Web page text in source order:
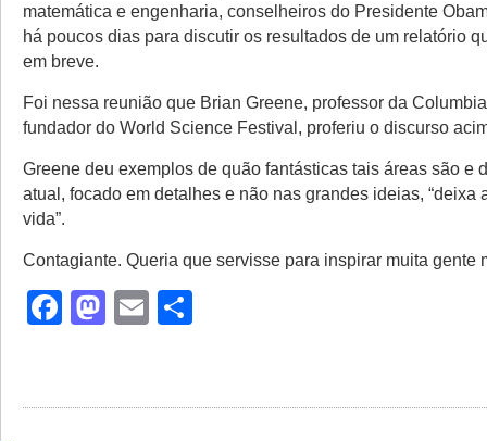
matemática e engenharia, conselheiros do Presidente
há poucos dias para discutir os resultados de um relatório
em breve.
Foi nessa reunião que Brian Greene, professor da
fundador do World Science Festival, proferiu o discurso
Greene deu exemplos de quão fantásticas tais áreas são e
atual, focado em detalhes e não nas grandes ideias, “deixa
vida”.
Contagiante. Queria que servisse para inspirar muita gente
Facebook
Mastodon
Email